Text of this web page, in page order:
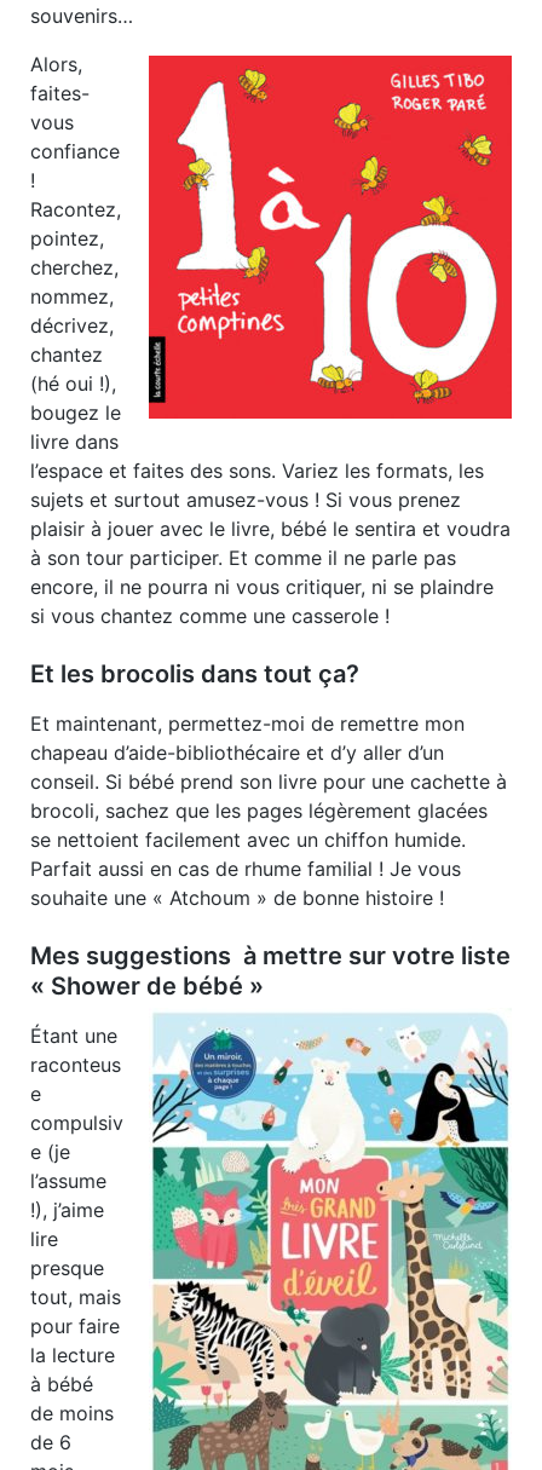
souvenirs…
Alors,
faites-
vous
confiance
!
Racontez,
pointez,
cherchez,
nommez,
décrivez,
chantez
(hé oui !),
bougez le
livre dans
l’espace et faites des sons. Variez les formats, les
sujets et surtout amusez-vous ! Si vous prenez
plaisir à jouer avec le livre, bébé le sentira et voudra
à son tour participer. Et comme il ne parle pas
encore, il ne pourra ni vous critiquer, ni se plaindre
si vous chantez comme une casserole !
Et les brocolis dans tout ça?
Et maintenant, permettez-moi de remettre mon
chapeau d’aide-bibliothécaire et d’y aller d’un
conseil. Si bébé prend son livre pour une cachette à
brocoli, sachez que les pages légèrement glacées
se nettoient facilement avec un chiffon humide.
Parfait aussi en cas de rhume familial ! Je vous
souhaite une « Atchoum » de bonne histoire !
Mes suggestions à mettre sur votre liste
« Shower de bébé »
Étant une
raconteus
e
compulsiv
e (je
l’assume
!), j’aime
lire
presque
tout, mais
pour faire
la lecture
à bébé
de moins
de 6